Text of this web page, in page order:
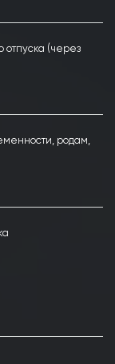
отпуска (через
родам,